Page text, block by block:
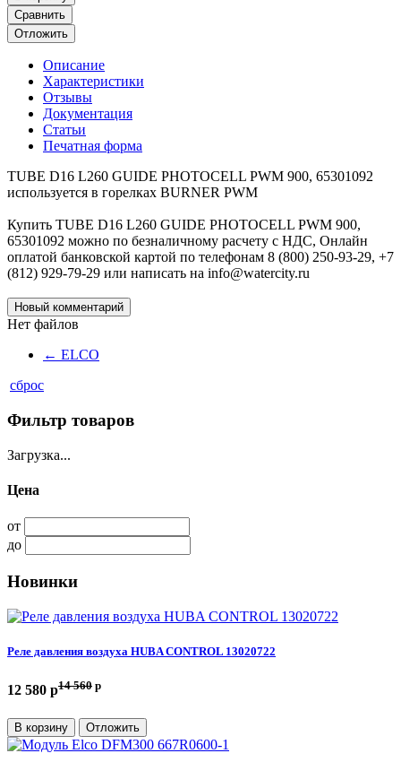
Сравнить
Отложить
Описание
Характеристики
Отзывы
Документация
Статьи
Печатная форма
TUBE D16 L260 GUIDE PHOTOCELL PWM 900, 65301092
используется в горелках BURNER PWM
Купить TUBE D16 L260 GUIDE PHOTOCELL PWM 900,
65301092 можно по безналичному расчету с НДС, Онлайн
оплатой банковской картой по телефонам 8 (800) 250-93-29, +7
(812) 929-79-29 или написать на info@watercity.ru
Новый комментарий
Нет файлов
← ELCO
сброс
Фильтр товаров
Загрузка...
Цена
от
до
Новинки
Реле давления воздуха HUBA CONTROL 13020722
12 580 p14 560 p
В корзину Отложить